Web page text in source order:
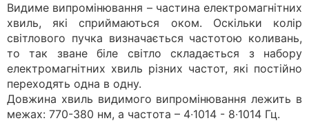
Видиме випромінювання – частина електромагнітних
хвиль, які сприймаються оком. Оскільки колір
світлового пучка визна­чається частотою коливань,
то так зване біле світло складається з набо­ру
електромагнітних хвиль різних частот, які постійно
переходять одна в одну.
Довжина хвиль видимого випромінювання лежить в
межах: 770-380 нм, а частота – 4∙1014 - 8∙1014 Гц.